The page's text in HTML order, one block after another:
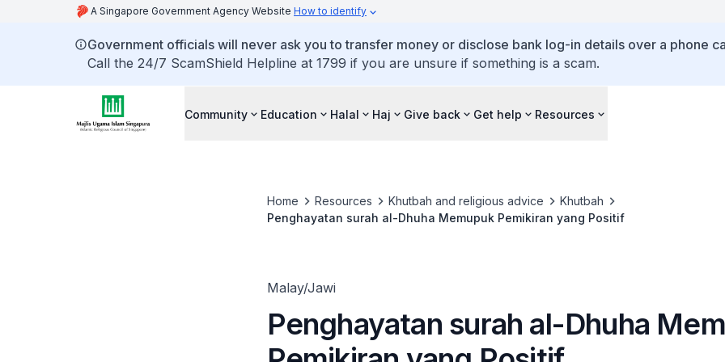
A Singapore Government Agency Website How to identify
Government officials will never ask you to transfer money or disclose bank log-in details over a phone
Call the 24/7 ScamShield Helpline at 1799 if you are unsure if something is a scam.
Community Education Halal Haj Give back Get help Resources
Home Resources Khutbah and religious advice
Khutbah
Penghayatan surah al-Dhuha Memupuk Pemikiran yang Positif
Malay/Jawi
Penghayatan surah al-Dhuha